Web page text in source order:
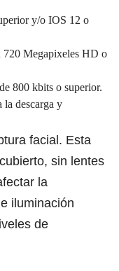
y/o IOS 12 o
720 Megapixeles HD o
800 kbits o superior.
la descarga y
facial. Esta
sin lentes
la
iluminación
de